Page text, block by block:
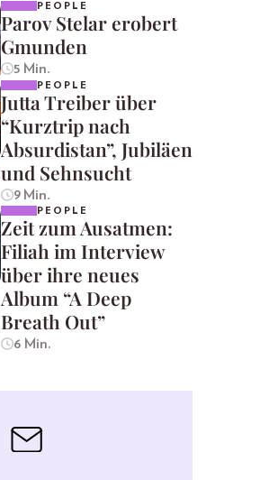
PEOPLE
Parov Stelar erobert
Gmunden
5 Min.
PEOPLE
Jutta Treiber über
“Kurztrip nach
Absurdistan”, Jubiläen
und Sehnsucht
9 Min.
PEOPLE
Zeit zum Ausatmen:
Filiah im Interview
über ihre neues
Album “A Deep
Breath Out”
6 Min.